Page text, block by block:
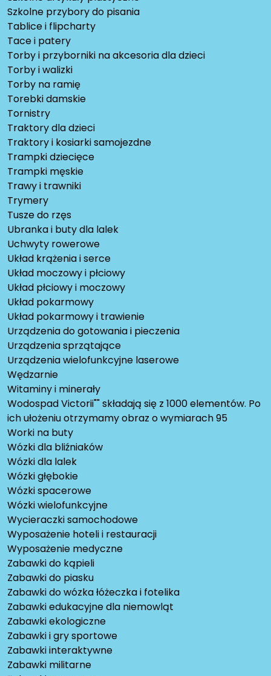
Szkolne przybory do pisania
Tablice i flipcharty
Tace i patery
Torby i przyborniki na akcesoria dla dzieci
Torby i walizki
Torby na ramię
Torebki damskie
Tornistry
Traktory dla dzieci
Traktory i kosiarki samojezdne
Trampki dziecięce
Trampki męskie
Trawy i trawniki
Trymery
Tusze do rzęs
Ubranka i buty dla lalek
Uchwyty rowerowe
Układ krążenia i serce
Układ moczowy i płciowy
Układ płciowy i moczowy
Układ pokarmowy
Układ pokarmowy i trawienie
Urządzenia do gotowania i pieczenia
Urządzenia sprzątające
Urządzenia wielofunkcyjne laserowe
Wędzarnie
Witaminy i minerały
Wodospad Victorii"" składają się z 1000 elementów. Po
ich ułożeniu otrzymamy obraz o wymiarach 95
Worki na buty
Wózki dla bliźniaków
Wózki dla lalek
Wózki głębokie
Wózki spacerowe
Wózki wielofunkcyjne
Wycieraczki samochodowe
Wyposażenie hoteli i restauracji
Wyposażenie medyczne
Zabawki do kąpieli
Zabawki do piasku
Zabawki do wózka łóżeczka i fotelika
Zabawki edukacyjne dla niemowląt
Zabawki ekologiczne
Zabawki i gry sportowe
Zabawki interaktywne
Zabawki militarne